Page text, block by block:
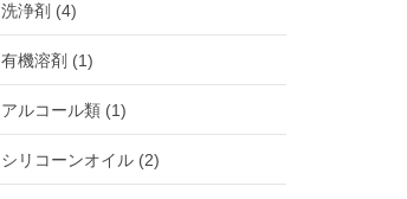
洗浄剤 (4)
有機溶剤 (1)
アルコール類 (1)
シリコーンオイル (2)